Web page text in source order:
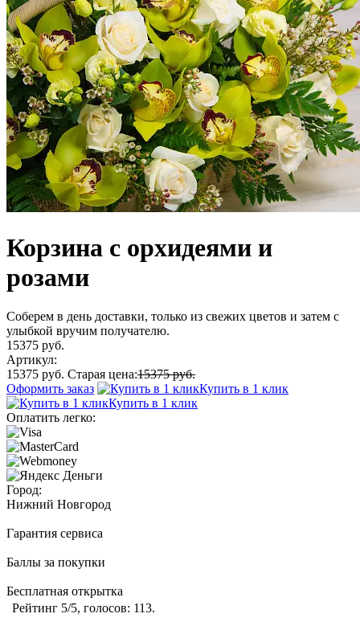
Корзина с орхидеями и
розами
Соберем в день доставки, только из свежих цветов и затем с
улыбкой вручим получателю.
15375 руб.
Артикул:
15375 руб. Старая цена:15375 руб.
Оформить заказ
Купить в 1 клик
Купить в 1 клик
Оплатить легко:
Город:
Нижний Новгород
Гарантия сервиса
Баллы за покупки
Бесплатная открытка
Рейтинг 5/5, голосов: 113.